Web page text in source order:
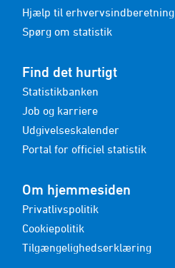
Hjælp til erhvervsindberetning
Spørg om statistik
Find det hurtigt
Statistikbanken
Job og karriere
Udgivelseskalender
Portal for officiel statistik
Om hjemmesiden
Privatlivspolitik
Cookiepolitik
Tilgængelighedserklæring